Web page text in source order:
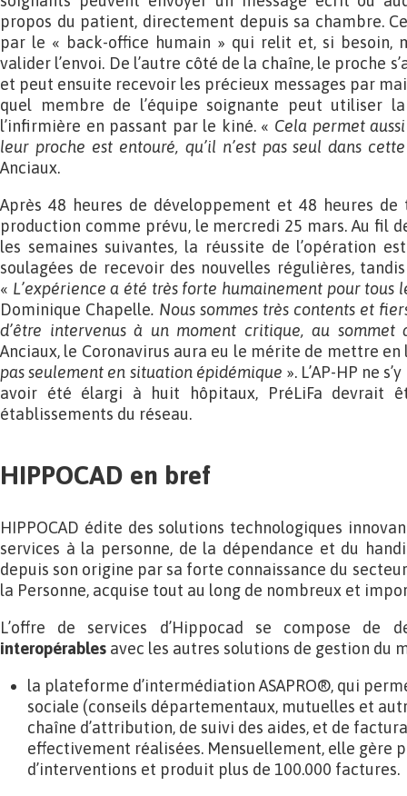
propos du patient, directement depuis sa chambre.
par le « back-office humain » qui relit et, si besoin,
valider l’envoi. De l’autre côté de la chaîne, le proche
et peut ensuite recevoir les précieux messages par
quel membre de l’équipe soignante peut utiliser
l’infirmière en passant par le kiné. « Cela permet
leur proche est entouré, qu’il n’est pas seul dans
Anciaux.
Après 48 heures de développement et 48 heures
production comme prévu, le mercredi 25 mars. Au fil
les semaines suivantes, la réussite de l’opération
soulagées de recevoir des nouvelles régulières,
« L’expérience a été très forte humainement pour tous
Dominique Chapelle. Nous sommes très contents et
d’être intervenus à un moment critique, au sommet
Anciaux, le Coronavirus aura eu le mérite de mettre
pas seulement en situation épidémique ». L’AP-HP ne
avoir été élargi à huit hôpitaux, PréLiFa devrait
établissements du réseau.
HIPPOCAD en bref
HIPPOCAD édite des solutions technologiques
services à la personne, de la dépendance et du
depuis son origine par sa forte connaissance du
la Personne, acquise tout au long de nombreux et
L’offre de services d’Hippocad se compose de
interopérables avec les autres solutions de gestion du
la plateforme d’intermédiation ASAPRO®, qui
sociale (conseils départementaux, mutuelles et
chaîne d’attribution, de suivi des aides, et de
effectivement réalisées. Mensuellement, elle gère
d’interventions et produit plus de 100.000 factures.